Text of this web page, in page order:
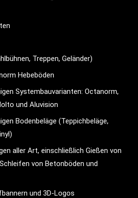
Treppen, Geländer)
Hebeböden
Systembauvarianten: Octanorm,
und Aluvision
Bodenbeläge (Teppichbeläge,
aller Art, einschließlich Gießen von
von Betonböden und
und 3D-Logos